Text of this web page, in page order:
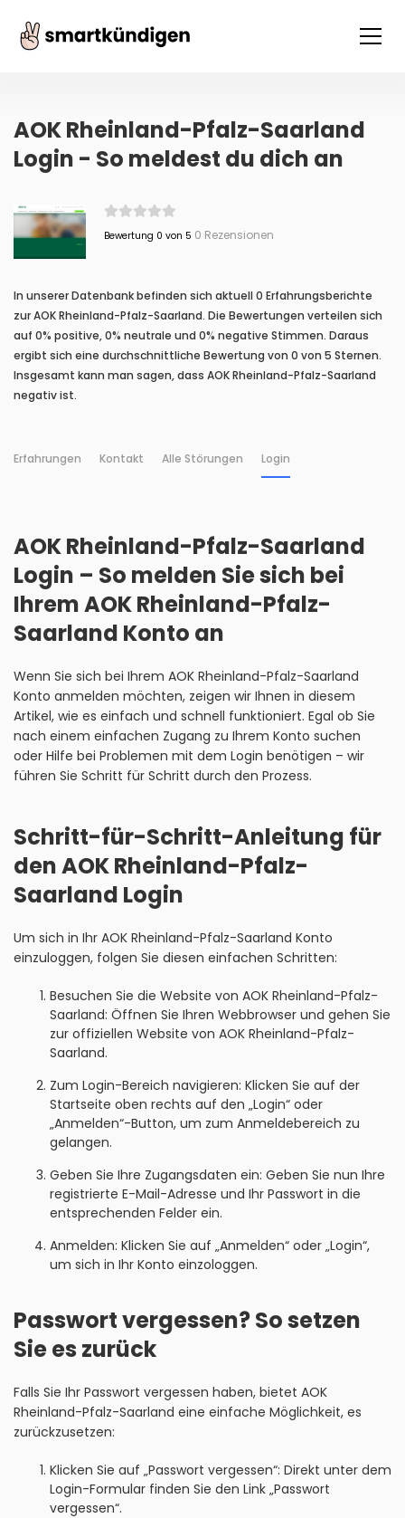
AOK Rheinland-Pfalz-Saarland
Login - So meldest du dich an
Bewertung 0 von 5 0 Rezensionen
In unserer Datenbank befinden sich aktuell 0 Erfahrungsberichte
zur AOK Rheinland-Pfalz-Saarland. Die Bewertungen verteilen sich
auf 0% positive, 0% neutrale und 0% negative Stimmen. Daraus
ergibt sich eine durchschnittliche Bewertung von 0 von 5 Sternen.
Insgesamt kann man sagen, dass AOK Rheinland-Pfalz-Saarland
negativ ist.
Erfahrungen Kontakt Alle Störungen Login
AOK Rheinland-Pfalz-Saarland
Login – So melden Sie sich bei
Ihrem AOK Rheinland-Pfalz-
Saarland Konto an
Wenn Sie sich bei Ihrem AOK Rheinland-Pfalz-Saarland
Konto anmelden möchten, zeigen wir Ihnen in diesem
Artikel, wie es einfach und schnell funktioniert. Egal ob Sie
nach einem einfachen Zugang zu Ihrem Konto suchen
oder Hilfe bei Problemen mit dem Login benötigen – wir
führen Sie Schritt für Schritt durch den Prozess.
Schritt-für-Schritt-Anleitung für
den AOK Rheinland-Pfalz-
Saarland Login
Um sich in Ihr AOK Rheinland-Pfalz-Saarland Konto
einzuloggen, folgen Sie diesen einfachen Schritten:
Besuchen Sie die Website von AOK Rheinland-Pfalz-
Saarland: Öffnen Sie Ihren Webbrowser und gehen Sie
zur offiziellen Website von AOK Rheinland-Pfalz-
Saarland.
Zum Login-Bereich navigieren: Klicken Sie auf der
Startseite oben rechts auf den „Login“ oder
„Anmelden“-Button, um zum Anmeldebereich zu
gelangen.
Geben Sie Ihre Zugangsdaten ein: Geben Sie nun Ihre
registrierte E-Mail-Adresse und Ihr Passwort in die
entsprechenden Felder ein.
Anmelden: Klicken Sie auf „Anmelden“ oder „Login“,
um sich in Ihr Konto einzologgen.
Passwort vergessen? So setzen
Sie es zurück
Falls Sie Ihr Passwort vergessen haben, bietet AOK
Rheinland-Pfalz-Saarland eine einfache Möglichkeit, es
zurückzusetzen:
Klicken Sie auf „Passwort vergessen“: Direkt unter dem
Login-Formular finden Sie den Link „Passwort
vergessen“.